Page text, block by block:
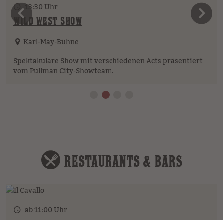
13:30 Uhr
WILD WEST SHOW
Karl-May-Bühne
Spektakuläre Show mit verschiedenen Acts präsentiert
vom Pullman City-Showteam.
vorheriges Element
RESTAURANTS & BARS
ab 11:00 Uhr